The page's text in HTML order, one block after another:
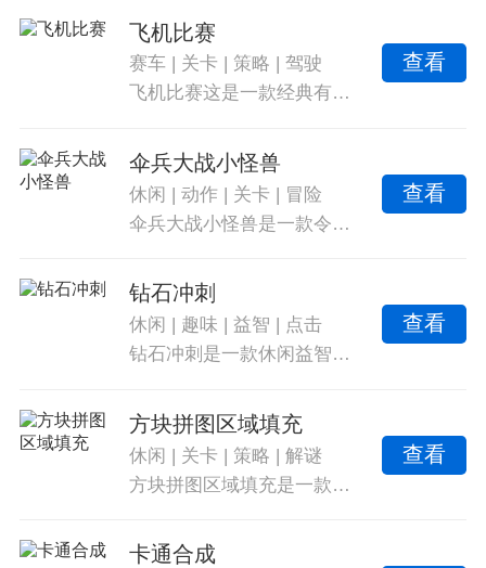
飞机比赛
赛车 关卡 |策略 |驾驶
飞机比赛这是一款经典有趣的竞速类游戏。你将扮演飞机场管理员，面对满载乘客的航班任务。通过颜色匹配飞机与乘客，迎接挑战，用最快的速度完成任务。多种玩法给你带来不同的乐趣与挑战，收集金币获取更高积分。真实的背景音效营造真实驾驶体验。
查看
伞兵大战小怪兽
休闲 |动作 | 关卡 | 冒险
伞兵大战小怪兽是一款令人着迷的休闲益智小游戏，玩家可以通过游戏中的关卡尽情探索。在游戏中，玩家扮演的角色将完成各种冒险，学习技能招式，解决对手，赢得游戏奖励。游戏操作灵活多样，玩家可以选择不同的攻击方式应对敌人。玩家还需注意敌人的反击，小心地获得胜利。
查看
钻石冲刺
休闲 趣味 |益智
点击
钻石冲刺是一款休闲益智游戏，通过拼图组合不同形状的几何图形，考验玩家的观察能力和反应速度。玩家需要在最短的时间内完成拼图以获得胜利。点击大钻石的颜色与四颗钻石中的一个匹配即可获得积分，匹配的钻石越多分数越高，游戏采用了计时器模式，与时间赛跑，享受精美的视觉效果和动画。玩家还可以通过解锁成就和获得奖励来增加游戏趣味性。多种模式可供选择，在挑战中收集道具增加移动速度，坚持更久可以获取更多奖励。玩家还可以在线与其他玩家比拼速度。
查看
方块拼图区域填充
休闲 | 关卡 |策略 |解谜
方块拼图区域填充是一款休闲益智游戏，为玩家提供丰富的积木和多样的图案。玩家需要使用自己的积木来覆盖敌对玩家的积木块，以争夺胜利。玩家可以用绿色方块填充的区域越多，获胜的机会就越高。游戏采用了点击网格填充方块的机制，玩家需要仔细计划自己的移动，以确保绿色方块覆盖更多区域。
查看
卡通合成